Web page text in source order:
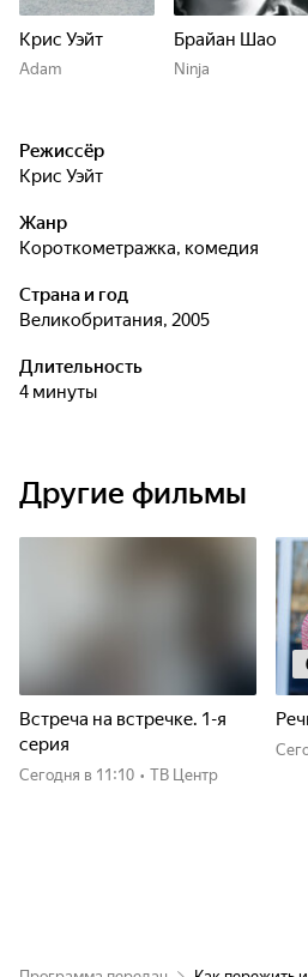
Крис Уэйт
Adam
Брайан Шао
Ninja
Режиссёр
Крис Уэйт
Жанр
короткометражка, комедия
Страна и год
Великобритания, 2005
Длительность
4 минуты
Другие фильмы
Встреча на встречке. 1-я
серия
Сегодня в 11:10 • ТВ Центр